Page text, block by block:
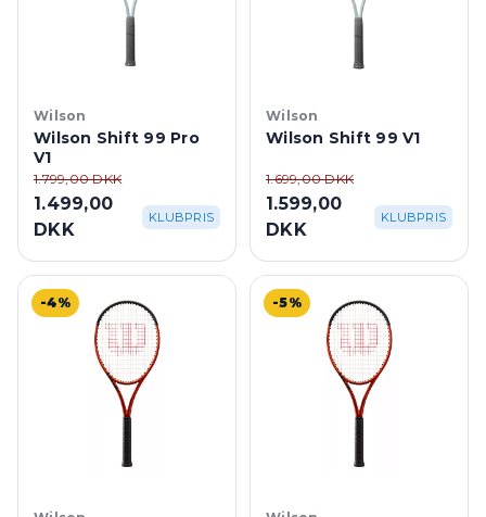
Wilson
Wilson Shift 99 Pro
V1
1.799,00 DKK
1.499,00
DKK
KLUBPRIS
Wilson
Wilson Shift 99 V1
1.699,00 DKK
1.599,00
DKK
KLUBPRIS
-4% -5%